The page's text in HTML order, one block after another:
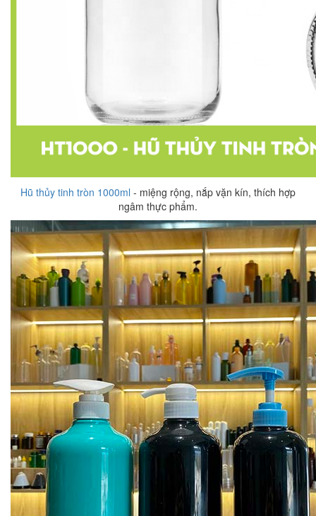
Hũ thủy tinh tròn 1000ml - miệng rộng, nắp vặn kín, thích hợp
ngâm thực phẩm.